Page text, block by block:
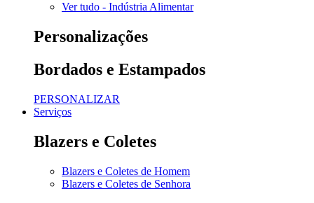
Ver tudo - Indústria Alimentar
Personalizações
Bordados e Estampados
PERSONALIZAR
Serviços
Blazers e Coletes
Blazers e Coletes de Homem
Blazers e Coletes de Senhora